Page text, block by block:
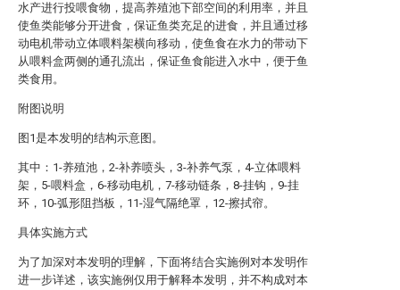
水产进行投喂食物，提高养殖池下部空间的利用率，并且
使鱼类能够分开进食，保证鱼类充足的进食，并且通过移
动电机带动立体喂料架横向移动，使鱼食在水力的带动下
从喂料盒两侧的通孔流出，保证鱼食能进入水中，便于鱼
类食用。
附图说明
图1是本发明的结构示意图。
其中：1-养殖池，2-补养喷头，3-补养气泵，4-立体喂料
架，5-喂料盒，6-移动电机，7-移动链条，8-挂钩，9-挂
环，10-弧形阻挡板，11-湿气隔绝罩，12-擦拭帘。
具体实施方式
为了加深对本发明的理解，下面将结合实施例对本发明作
进一步详述，该实施例仅用于解释本发明，并不构成对本